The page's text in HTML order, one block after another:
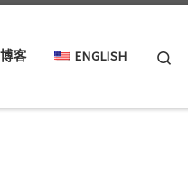
博客 ENGLISH